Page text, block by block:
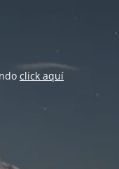
click aquí